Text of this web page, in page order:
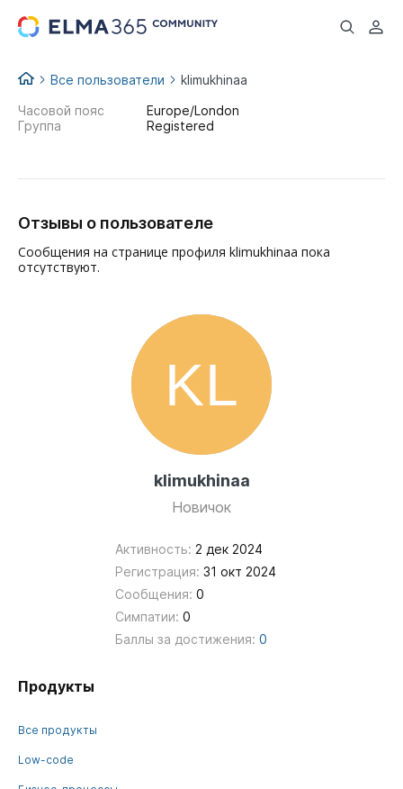
...
Все пользователи klimukhinaa
klimukhinaa
Новичок
Активность: 2 дек 2024
Регистрация: 31 окт 2024
Сообщения: 0
Симпатии: 0
Баллы за достижения: 0
Часовой пояс
Europe/London
Группа
Registered
Отзывы о пользователе
Сообщения на странице профиля klimukhinaa пока
отсутствуют.
Продукты
Все продукты
Low-code